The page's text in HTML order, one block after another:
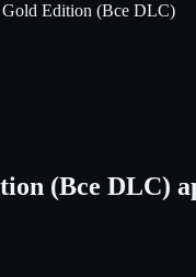
Edition (Все DLC)
(Все DLC)